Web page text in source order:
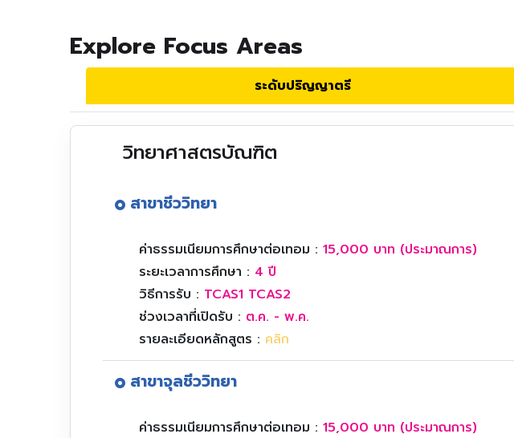
Explore Focus Areas
ระดับปริญญาตรี
วิทยาศาสตรบัณฑิต
สาขาชีววิทยา
ค่าธรรมเนียมการศึกษาต่อเทอม : 15,000 บาท (ประมาณการ)
ระยะเวลาการศึกษา : 4 ปี
วิธีการรับ : TCAS1 TCAS2
ช่วงเวลาที่เปิดรับ : ต.ค. - พ.ค.
รายละเอียดหลักสูตร : คลิก
สาขาจุลชีววิทยา
ค่าธรรมเนียมการศึกษาต่อเทอม : 15,000 บาท (ประมาณการ)